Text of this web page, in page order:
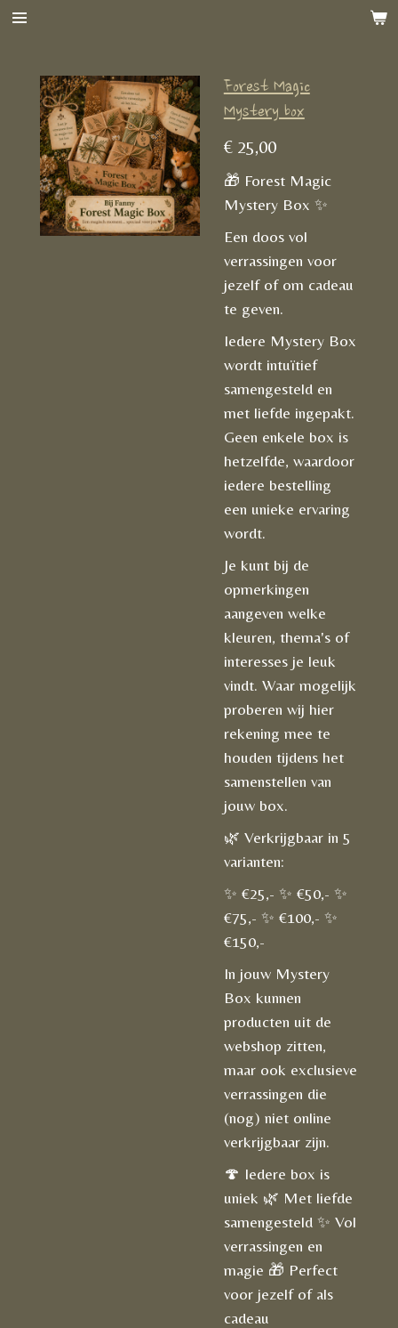
Ga
hoofdinhoud
Forest Magic
Mystery box
€ 25,00
🎁 Forest Magic
Mystery Box ✨
Een doos vol
verrassingen voor
jezelf of om cadeau
te geven.
Iedere Mystery Box
wordt intuïtief
samengesteld en
met liefde ingepakt.
Geen enkele box is
hetzelfde, waardoor
iedere bestelling
een unieke ervaring
wordt.
Je kunt bij de
opmerkingen
aangeven welke
kleuren, thema's of
interesses je leuk
vindt. Waar mogelijk
proberen wij hier
rekening mee te
houden tijdens het
samenstellen van
jouw box.
🌿 Verkrijgbaar in 5
varianten:
✨ €25,- ✨ €50,- ✨
€75,- ✨ €100,- ✨
€150,-
In jouw Mystery
Box kunnen
producten uit de
webshop zitten,
maar ook exclusieve
verrassingen die
(nog) niet online
verkrijgbaar zijn.
🍄 Iedere box is
uniek 🌿 Met liefde
samengesteld ✨ Vol
verrassingen en
magie 🎁 Perfect
voor jezelf of als
cadeau